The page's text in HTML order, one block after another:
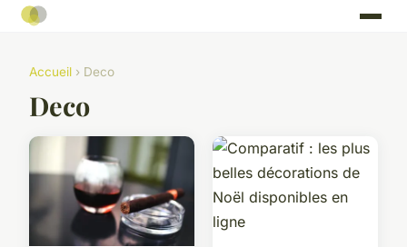
Accueil › Deco
Deco